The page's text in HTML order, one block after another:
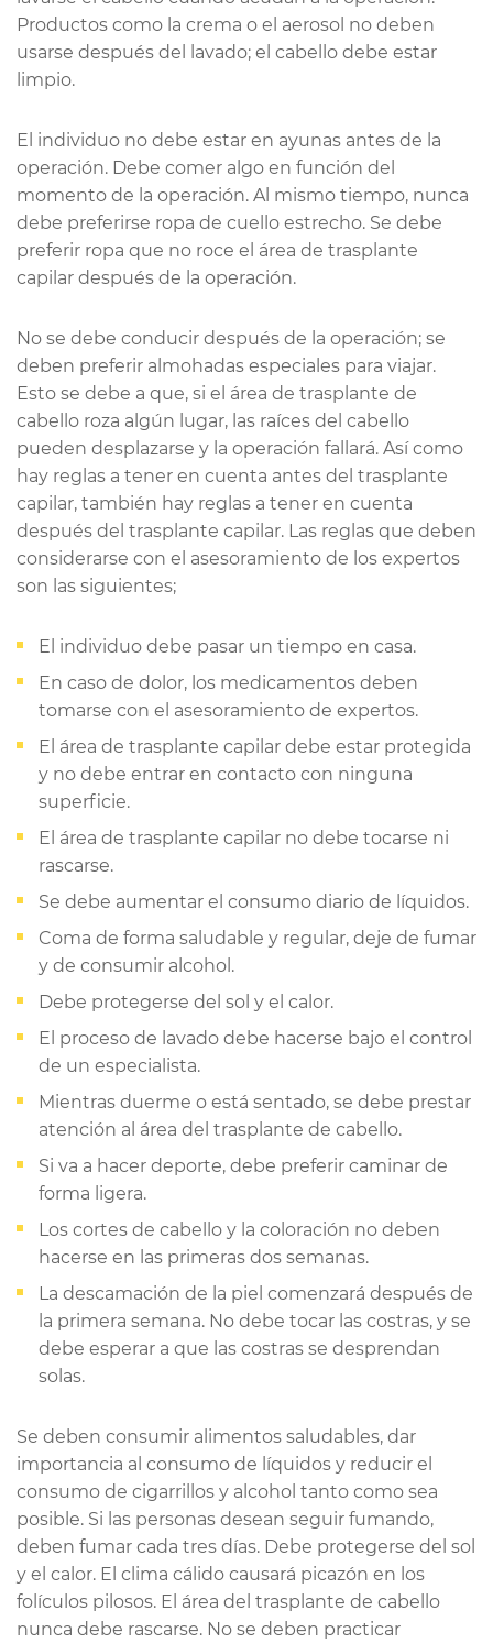
Productos como la crema o el aerosol no deben
usarse después del lavado; el cabello debe estar
limpio.
El individuo no debe estar en ayunas antes de la
operación. Debe comer algo en función del
momento de la operación. Al mismo tiempo, nunca
debe preferirse ropa de cuello estrecho. Se debe
preferir ropa que no roce el área de trasplante
capilar después de la operación.
No se debe conducir después de la operación; se
deben preferir almohadas especiales para viajar.
Esto se debe a que, si el área de trasplante de
cabello roza algún lugar, las raíces del cabello
pueden desplazarse y la operación fallará. Así como
hay reglas a tener en cuenta antes del trasplante
capilar, también hay reglas a tener en cuenta
después del trasplante capilar. Las reglas que deben
considerarse con el asesoramiento de los expertos
son las siguientes;
El individuo debe pasar un tiempo en casa.
En caso de dolor, los medicamentos deben
tomarse con el asesoramiento de expertos.
El área de trasplante capilar debe estar protegida
y no debe entrar en contacto con ninguna
superficie.
El área de trasplante capilar no debe tocarse ni
rascarse.
Se debe aumentar el consumo diario de líquidos.
Coma de forma saludable y regular, deje de fumar
y de consumir alcohol.
Debe protegerse del sol y el calor.
El proceso de lavado debe hacerse bajo el control
de un especialista.
Mientras duerme o está sentado, se debe prestar
atención al área del trasplante de cabello.
Si va a hacer deporte, debe preferir caminar de
forma ligera.
Los cortes de cabello y la coloración no deben
hacerse en las primeras dos semanas.
La descamación de la piel comenzará después de
la primera semana. No debe tocar las costras, y se
debe esperar a que las costras se desprendan
solas.
Se deben consumir alimentos saludables, dar
importancia al consumo de líquidos y reducir el
consumo de cigarrillos y alcohol tanto como sea
posible. Si las personas desean seguir fumando,
deben fumar cada tres días. Debe protegerse del sol
y el calor. El clima cálido causará picazón en los
folículos pilosos. El área del trasplante de cabello
nunca debe rascarse. No se deben practicar